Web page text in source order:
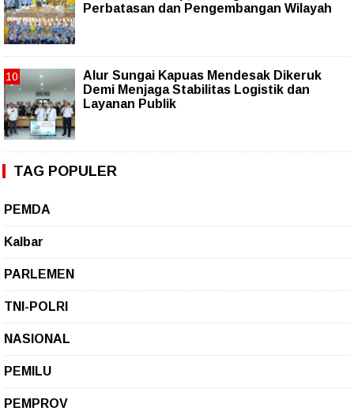
Perbatasan dan Pengembangan Wilayah
Alur Sungai Kapuas Mendesak Dikeruk
Demi Menjaga Stabilitas Logistik dan
Layanan Publik
TAG POPULER
PEMDA
Kalbar
PARLEMEN
TNI-POLRI
NASIONAL
PEMILU
PEMPROV